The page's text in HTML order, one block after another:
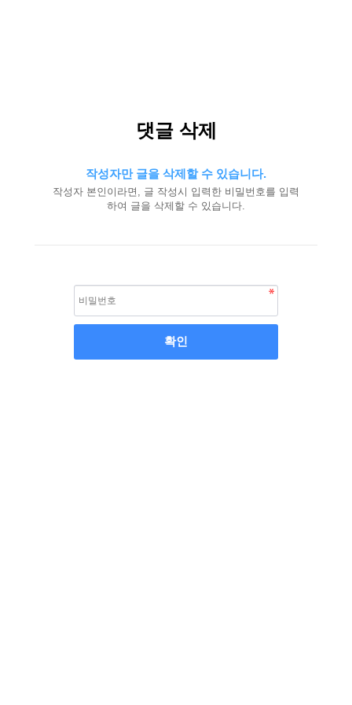
댓글 삭제
작성자만 글을 삭제할 수 있습니다.
작성자 본인이라면, 글 작성시 입력한 비밀번호를 입력
하여 글을 삭제할 수 있습니다.